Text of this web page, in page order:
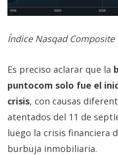
Índice Nasqad Composite
Es preciso aclarar que la
puntocom solo fue el
crisis, con causas
atentados del 11 de
luego la crisis financiera
burbuja inmobiliaria.